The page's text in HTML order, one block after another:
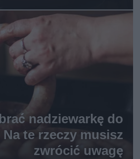
nadziewarkę do
Na te rzeczy musisz
zwrócić uwagę